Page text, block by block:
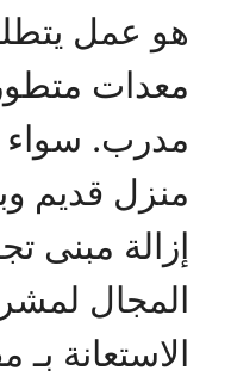
هو عمل
معدات
مدرب.
منزل قديم
إزالة مبنى
المجال
الاستعانة